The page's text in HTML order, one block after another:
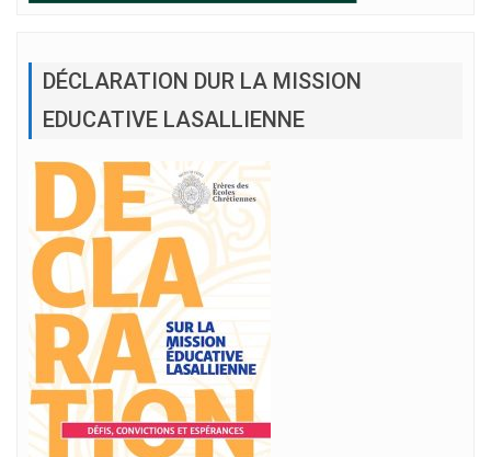
DÉCLARATION DUR LA MISSION
EDUCATIVE LASALLIENNE